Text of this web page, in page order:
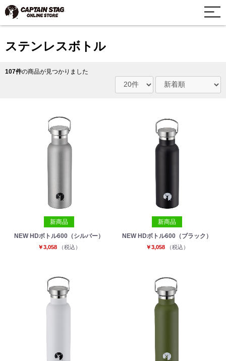
ステンレスボトル
107件の商品が見つかりました
新商品
NEW HDボトル600（シルバー）
￥3,058 （税込）
新商品
NEW HDボトル600（ブラック）
￥3,058 （税込）